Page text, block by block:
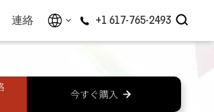
連絡 +1 617-765-2493